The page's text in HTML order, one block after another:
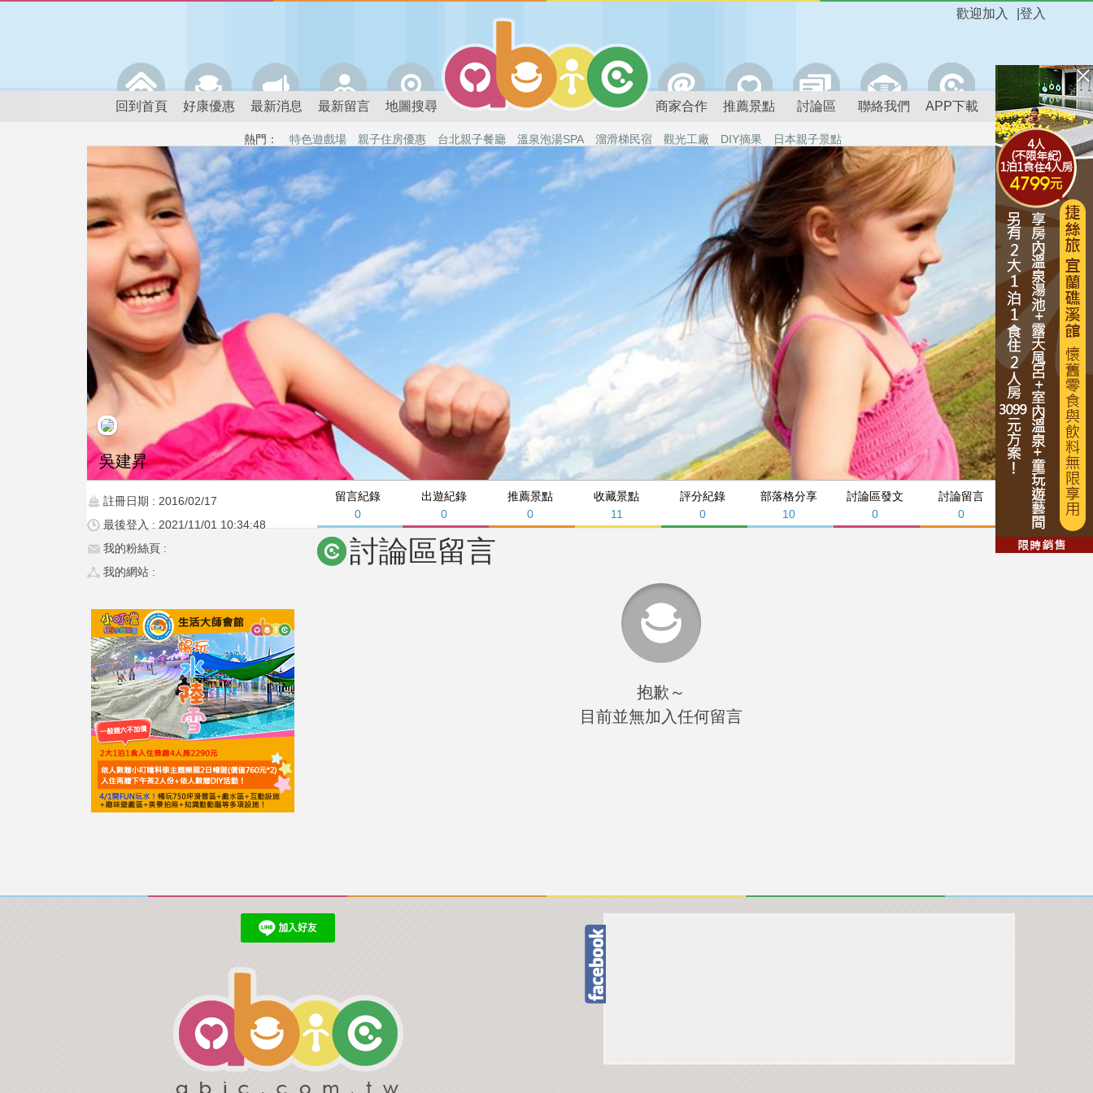
登入
歡迎加入
回到首頁 好康優惠 最新消息 最新留言 地圖搜尋 商家合作 推薦景點 討論區 聯絡我們 APP下載
熱門： 特色遊戲場 親子住房優惠 台北親子餐廳 溫泉泡湯SPA 溜滑梯民宿 觀光工廠 DIY摘果 日本親子景點
留言紀錄
0
出遊紀錄
0
推薦景點
0
收藏景點
11
評分紀錄
0
部落格分享
10
討論區發文
0
討論留言
0
吳建昇
註冊日期 : 2016/02/17
最後登入 : 2021/11/01 10:34:48
我的粉絲頁 :
我的網站 :
討論區留言
抱歉～
目前並無加入任何留言